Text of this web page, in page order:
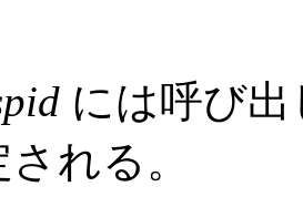
には呼び
れる。